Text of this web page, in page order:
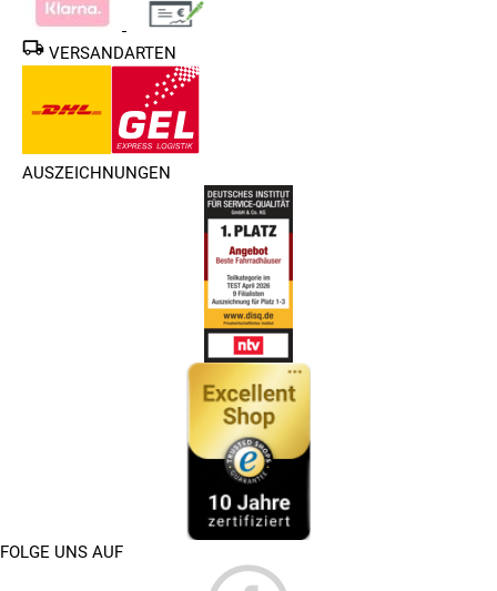
VERSANDARTEN
AUSZEICHNUNGEN
FOLGE UNS AUF